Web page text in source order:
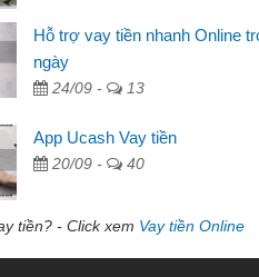
sinh viên nên
thấy thủ tục
Mất 2 tuần
cần có 2 triệu
được thôi.
Hỗ trợ vay tiền nhanh Online
ngày
24/09 - 13
App Ucash Vay tiền
20/09 - 40
tiền? - Click xem Vay tiền Online